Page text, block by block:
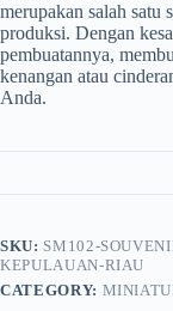
merupakan salah satu
produksi. Dengan
pembuatannya,
kenangan atau
Anda.
SKU: SM102-
KEPULAUAN-RIAU
CATEGORY: